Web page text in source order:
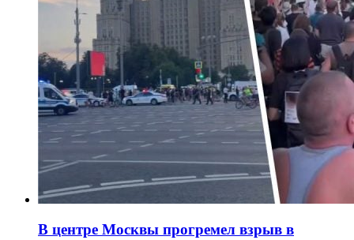
В центре Москвы прогремел взрыв в